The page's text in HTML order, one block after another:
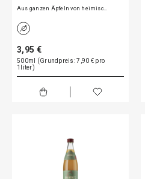
Aus ganzen Äpfeln von heimisc…
3,95 €
500ml (Grundpreis: 7,90 € pro
1liter)